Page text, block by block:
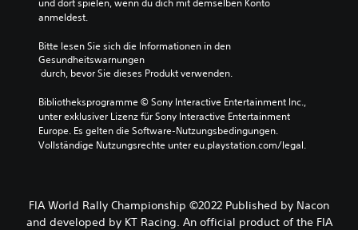
und dort spielen, wenn du dich mit demselben Konto
anmeldest.
Bitte lesen Sie sich die Informationen in den
Gesundheitswarnungen
durch, bevor Sie dieses Produkt verwenden.
Bibliotheksprogramme © Sony Interactive Entertainment Inc.,
unter exklusiver Lizenz für Sony Interactive Entertainment
Europe. Es gelten die Software-Nutzungsbedingungen.
Vollständige Nutzungsrechte unter eu.playstation.com/legal.
FIA World Rally Championship ©2022 Published by Nacon
and developed by KT Racing. An official product of the FIA